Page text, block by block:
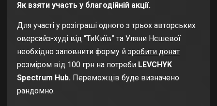
Як взяти участь у благодійній акції.
Для участі у розіграші одного з трьох авторських
оверсайз-худі від “ТиКиїв” та Уляни Нєшевої
необхідно заповнити форму й зробити донат
розміром від 100 грн на потреби LEVCHYK
Spectrum Hub. Переможців буде визначено
рандомно.